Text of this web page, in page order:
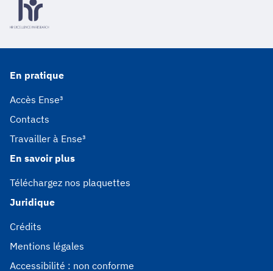
En pratique
Accès Ense³
Contacts
Travailler à Ense³
En savoir plus
Téléchargez nos plaquettes
Juridique
Crédits
Mentions légales
Accessibilité : non conforme